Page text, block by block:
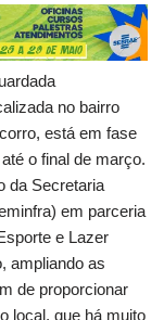
no bairro
está em fase
o final de março.
da Secretaria
em parceria
e Lazer
ampliando as
de proporcionar
local, que há muito